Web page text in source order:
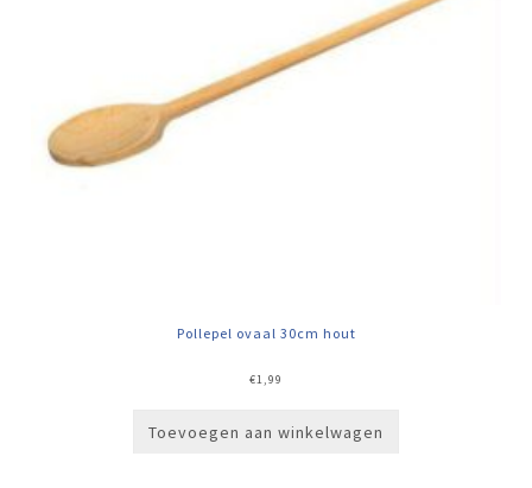
Pollepel ovaal 30cm hout
€1,99
Toevoegen aan winkelwagen